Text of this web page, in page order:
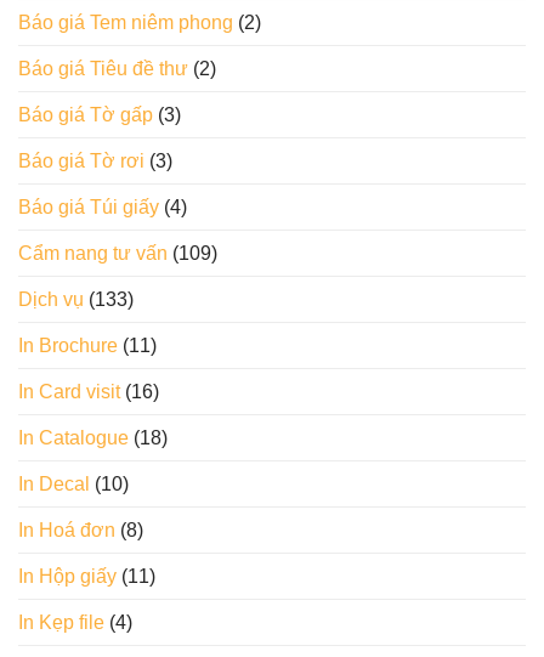
Báo giá Tem niêm phong (2)
Báo giá Tiêu đề thư (2)
Báo giá Tờ gấp (3)
Báo giá Tờ rơi (3)
Báo giá Túi giấy (4)
Cẩm nang tư vấn (109)
Dịch vụ (133)
In Brochure (11)
In Card visit(16)
In Catalogue (18)
In Decal (10)
In Hoá đơn (8)
In Hộp giấy (11)
In Kẹp file (4)